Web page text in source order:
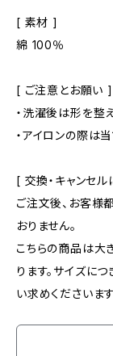
[ 素材 ]
綿 100％
[ ご注意とお願い ]
・洗濯後は形を整
・アイロンの際は
[ 交換・キャンセ
ご注文後、お客様
おりません。
こちらの商品は大
ります。サイズに
い求めくださいま